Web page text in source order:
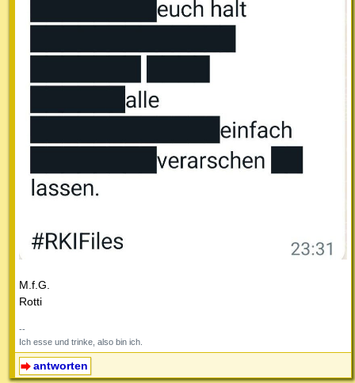
M.f.G.
Rotti
--
Ich esse und trinke, also bin ich.
antworten